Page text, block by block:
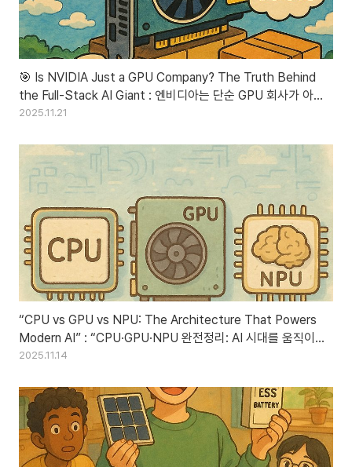
🎯 Is NVIDIA Just a GPU Company? The Truth Behind
the Full-Stack AI Giant : 엔비디아는 단순 GPU 회사가 아니
다: 풀스택 AI 패키지 기업의 모든 것
2025.11.21
“CPU vs GPU vs NPU: The Architecture That Powers
Modern AI” : “CPU·GPU·NPU 완전정리: AI 시대를 움직이는
진짜 칩 구조”
2025.11.14